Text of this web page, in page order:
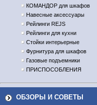
КОМАНДОР для шкафов
Навесные аксессуары
Рейлинги REJS
Рейлинги для кухни
Стойки интерьерные
Фурнитура для шкафов
Газовые подъемники
ПРИСПОСОБЛЕНИЯ
ОБЗОРЫ И СОВЕТЫ